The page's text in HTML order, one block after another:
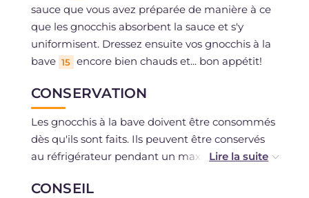
sauce que vous avez préparée de manière à ce
que les gnocchis absorbent la sauce et s'y
uniformisent. Dressez ensuite vos gnocchis à la
bave 15 encore bien chauds et... bon appétit!
CONSERVATION
Les gnocchis à la bave doivent être consommés
dès qu'ils sont faits. Ils peuvent être conservés
au réfrigérateur pendant un maximum de 2
CONSEIL